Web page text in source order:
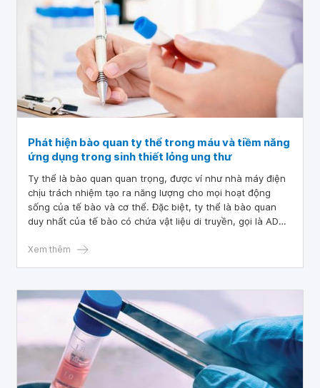
Phát hiện bào quan ty thể trong máu và tiềm năng
ứng dụng trong sinh thiết lỏng ung thư
Ty thể là bào quan quan trọng, được ví như nhà máy điện
chịu trách nhiệm tạo ra năng lượng cho mọi hoạt động
sống của tế bào và cơ thể. Đặc biệt, ty thể là bào quan
duy nhất của tế bào có chứa vật liệu di truyền, gọi là ADN
Xem thêm